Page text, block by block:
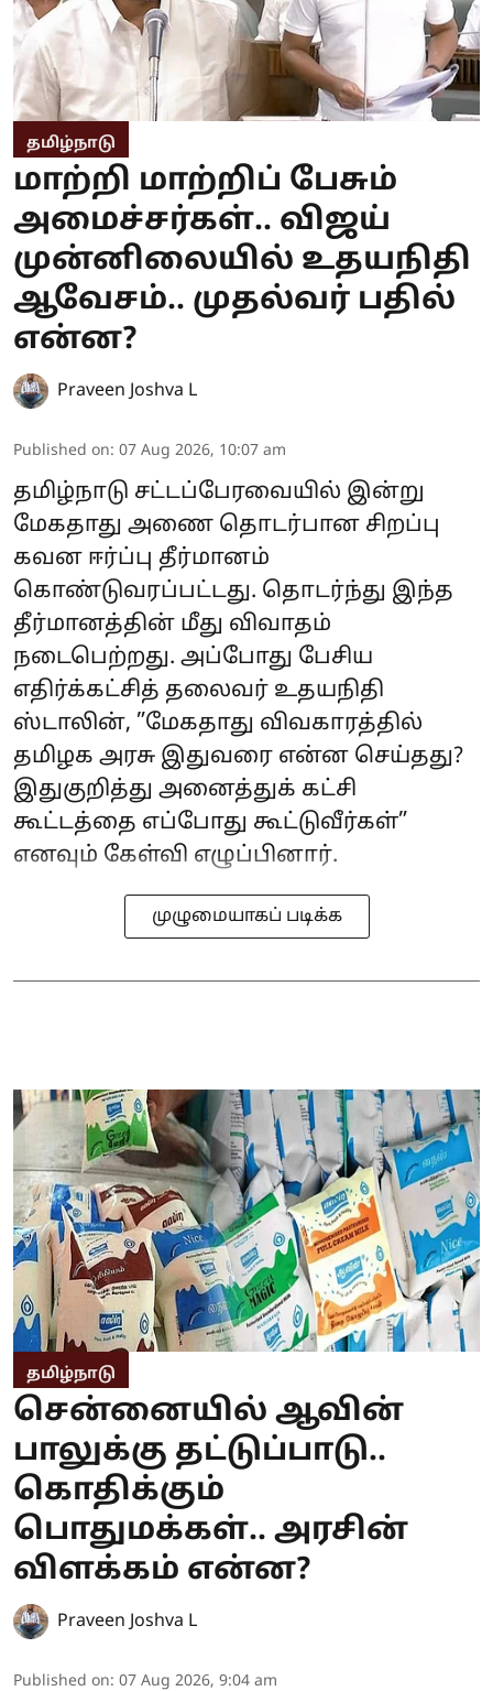
தமிழ்நாடு
மாற்றி மாற்றிப் பேசும்
அமைச்சர்கள்.. விஜய்
முன்னிலையில் உதயநிதி
ஆவேசம்.. முதல்வர் பதில்
என்ன?
Praveen Joshva L
Published on: 07 Aug 2026, 10:07 am
தமிழ்நாடு சட்டப்பேரவையில் இன்று
மேகதாது அணை தொடர்பான சிறப்பு
கவன ஈர்ப்பு தீர்மானம்
கொண்டுவரப்பட்டது. தொடர்ந்து இந்த
தீர்மானத்தின் மீது விவாதம்
நடைபெற்றது. அப்போது பேசிய
எதிர்க்கட்சித் தலைவர் உதயநிதி
ஸ்டாலின், ”மேகதாது விவகாரத்தில்
தமிழக அரசு இதுவரை என்ன செய்தது?
இதுகுறித்து அனைத்துக் கட்சி
கூட்டத்தை எப்போது கூட்டுவீர்கள்”
எனவும் கேள்வி எழுப்பினார்.
முழுமையாகப் படிக்க
தமிழ்நாடு
சென்னையில் ஆவின்
பாலுக்கு தட்டுப்பாடு..
கொதிக்கும்
பொதுமக்கள்.. அரசின்
விளக்கம் என்ன?
Praveen Joshva L
Published on: 07 Aug 2026, 9:04 am